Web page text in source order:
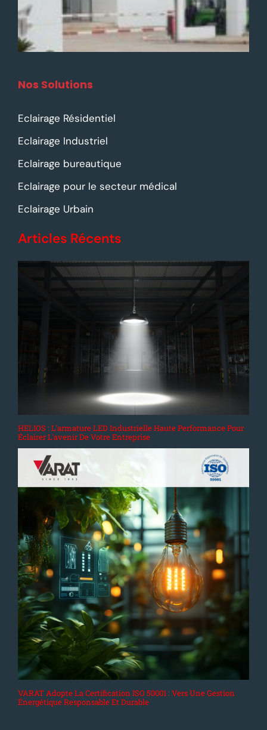
Nos Solutions
Eclairage Résidentiel
Eclairage Industriel
Eclairage bureautique
Eclairage pour le secteur médical
Eclairage Urbain
Articles Récents
HELIOS : L'armature LED Industrielle Haute Performance Pour
Éclairer L'avenir De Votre Entreprise
VARAT Adopte La Certification ISO 50001 : Vers Une Gestion
Énergétique Responsable Et Durable